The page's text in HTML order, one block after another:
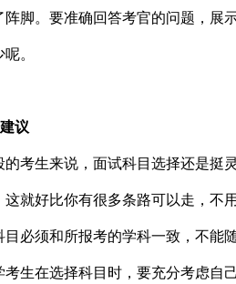
阵脚。要准确回答考官的问题，展
。
议
的考生来说，面试科目选择还是挺
这就好比你有很多条路可以走，不
必须和所报考的学科一致，不能随
考生在选择科目时，要充分考虑自